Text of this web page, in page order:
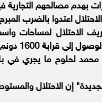
بهدم مصالحهم التجارية
اعتدوا بالضرب
الاحتلال لمساحات
1600 دونم من الأراضي.
لحلوح ما يجري في
إن الاحتلال